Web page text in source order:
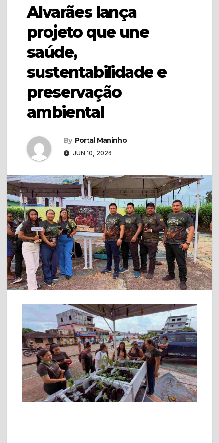
Alvarães lança
projeto que une
saúde,
sustentabilidade e
preservação
ambiental
By Portal Maninho
JUN 10, 2026